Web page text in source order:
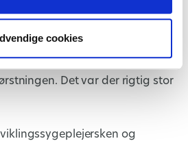
cookies
melde sig og komme og få de
tandbørstning og drøfte og få
Det var der rigtig stor
og